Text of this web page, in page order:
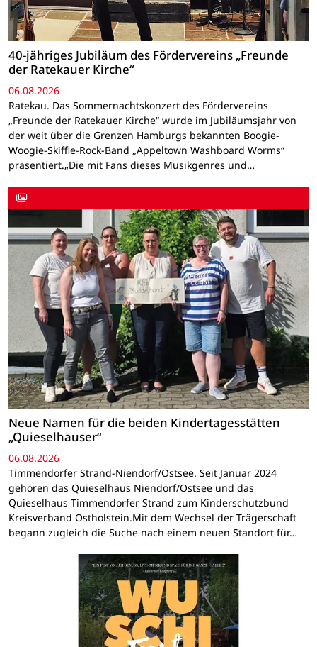
40-jähriges Jubiläum des Fördervereins „Freunde
der Ratekauer Kirche“
06.08.2026
Ratekau. Das Sommernachtskonzert des Fördervereins
„Freunde der Ratekauer Kirche“ wurde im Jubiläumsjahr von
der weit über die Grenzen Hamburgs bekannten Boogie-
Woogie-Skiffle-Rock-Band „Appeltown Washboard Worms“
präsentiert.„Die mit Fans dieses Musikgenres und…
Neue Namen für die beiden Kindertagesstätten
„Quieselhäuser“
06.08.2026
Timmendorfer Strand-Niendorf/Ostsee. Seit Januar 2024
gehören das Quieselhaus Niendorf/Ostsee und das
Quieselhaus Timmendorfer Strand zum Kinderschutzbund
Kreisverband Ostholstein.Mit dem Wechsel der Trägerschaft
begann zugleich die Suche nach einem neuen Standort für…